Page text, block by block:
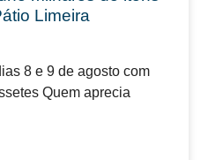
Limeira
8 e 9 de agosto com
Quem aprecia